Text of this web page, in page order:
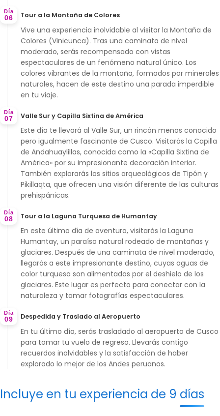
Día
06 Tour a la Montaña de Colores
Vive una experiencia inolvidable al visitar la Montaña de
Colores (Vinicunca). Tras una caminata de nivel
moderado, serás recompensado con vistas
espectaculares de un fenómeno natural único. Los
colores vibrantes de la montaña, formados por minerales
naturales, hacen de este destino una parada imperdible
en tu viaje.
Día
07 Valle Sur y Capilla Sixtina de América
Este día te llevará al Valle Sur, un rincón menos conocido
pero igualmente fascinante de Cusco. Visitarás la Capilla
de Andahuaylillas, conocida como la «Capilla Sixtina de
América» por su impresionante decoración interior.
También explorarás los sitios arqueológicos de Tipón y
Pikillaqta, que ofrecen una visión diferente de las culturas
prehispánicas.
Día
08 Tour a la Laguna Turquesa de Humantay
En este último día de aventura, visitarás la Laguna
Humantay, un paraíso natural rodeado de montañas y
glaciares. Después de una caminata de nivel moderado,
llegarás a este impresionante destino, cuyas aguas de
color turquesa son alimentadas por el deshielo de los
glaciares. Este lugar es perfecto para conectar con la
naturaleza y tomar fotografías espectaculares.
Día
09 Despedida y Traslado al Aeropuerto
En tu último día, serás trasladado al aeropuerto de Cusco
para tomar tu vuelo de regreso. Llevarás contigo
recuerdos inolvidables y la satisfacción de haber
explorado lo mejor de los Andes peruanos.
Incluye en tu experiencia de 9 días